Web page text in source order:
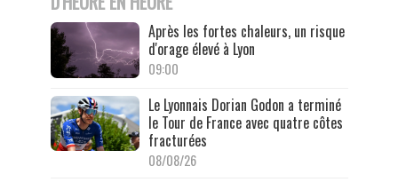
Après les fortes chaleurs, un risque
d'orage élevé à Lyon
09:00
Le Lyonnais Dorian Godon a terminé
le Tour de France avec quatre côtes
fracturées
08/08/26